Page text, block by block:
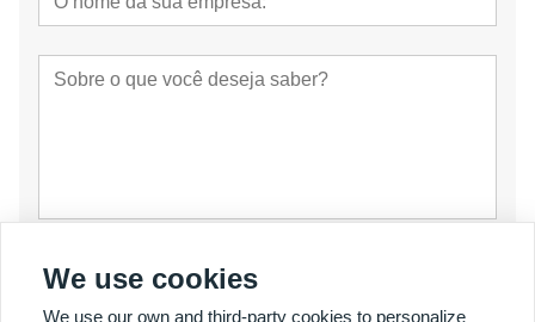
submeter
We use cookies
We use our own and third-party cookies to personalize